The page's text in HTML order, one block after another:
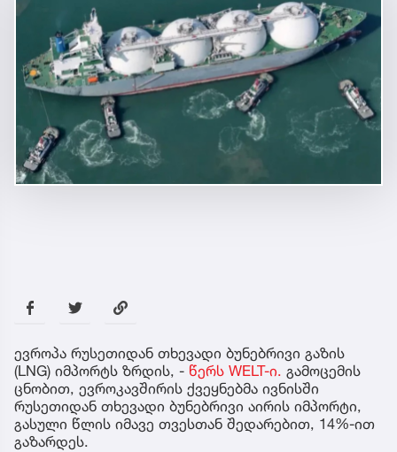
ევროპა რუსეთიდან თხევადი ბუნებრივი გაზის
(LNG) იმპორტს ზრდის, - წერს WELT-ი. გამოცემის
ცნობით, ევროკავშირის ქვეყნებმა ივნისში
რუსეთიდან თხევადი ბუნებრივი აირის იმპორტი,
გასული წლის იმავე თვესთან შედარებით, 14%-ით
გაზარდეს.